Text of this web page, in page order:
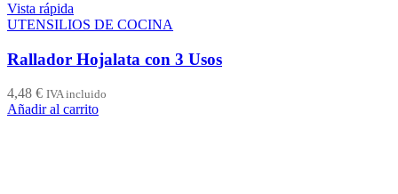
Vista rápida
UTENSILIOS DE COCINA
Rallador Hojalata con 3 Usos
4,48 € IVA incluido
Añadir al carrito